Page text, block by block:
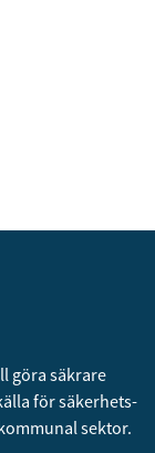
göra säkrare
för säkerhets­
sektor.